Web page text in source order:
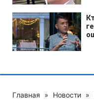
Главная » Новости »